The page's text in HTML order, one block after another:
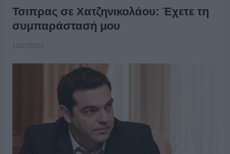
Τσιπρας σε Χατζηνικολάου: Έχετε τη
συμπαράστασή μου
13/07/2022